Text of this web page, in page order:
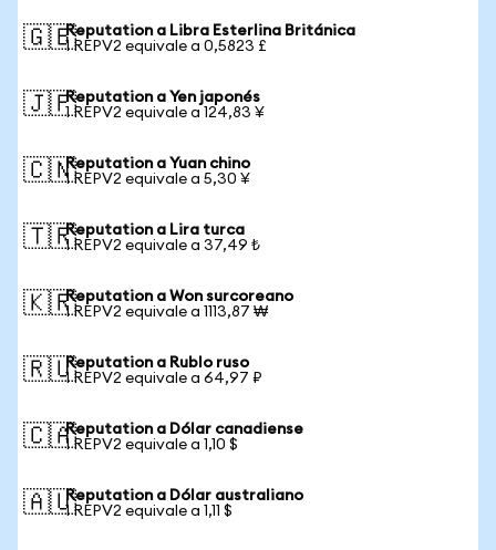
🇬🇧Reputation a Libra Esterlina Británica
1 REPV2 equivale a 0,5823 £
🇯🇵Reputation a Yen japonés
1 REPV2 equivale a 124,83 ¥
🇨🇳Reputation a Yuan chino
1 REPV2 equivale a 5,30 ¥
🇹🇷Reputation a Lira turca
1 REPV2 equivale a 37,49 ₺
🇰🇷Reputation a Won surcoreano
1 REPV2 equivale a 1113,87 ₩
🇷🇺Reputation a Rublo ruso
1 REPV2 equivale a 64,97 ₽
🇨🇦Reputation a Dólar canadiense
1 REPV2 equivale a 1,10 $
🇦🇺Reputation a Dólar australiano
1 REPV2 equivale a 1,11 $